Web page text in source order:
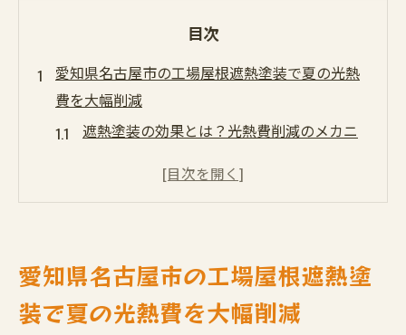
目次
愛知県名古屋市の工場屋根遮熱塗装で夏の光熱
費を大幅削減
遮熱塗装の効果とは？光熱費削減のメカニ
名古屋市で選ばれる遮熱塗装の特徴
長期的な光熱費削減を実現するためのポイ
ント
愛知県名古屋市の工場屋根遮熱塗
装で夏の光熱費を大幅削減